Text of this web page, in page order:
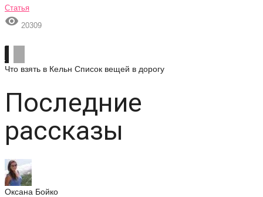
Статья
 20309
Что взять в Кельн Список вещей в дорогу
Последние
рассказы
Оксана Бойко